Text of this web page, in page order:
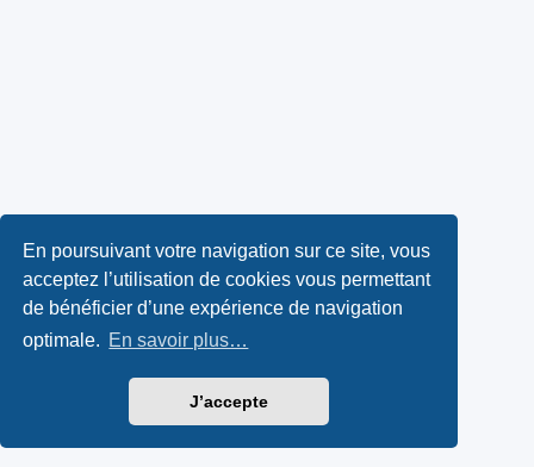
En poursuivant votre navigation sur ce site, vous
acceptez l’utilisation de cookies vous permettant
de bénéficier d’une expérience de navigation
optimale. En savoir plus…
J’accepte